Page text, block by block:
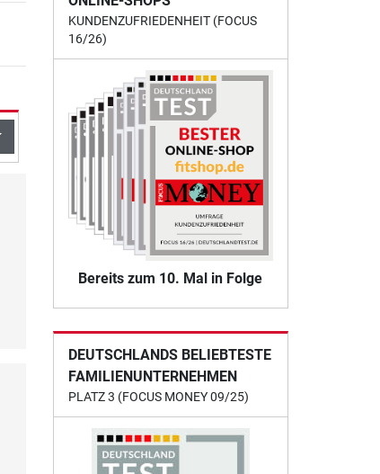
KUNDENZUFRIEDENHEIT (FOCUS
16/26)
Bereits zum 10. Mal in Folge
DEUTSCHLANDS BELIEBTESTE
FAMILIENUNTERNEHMEN
PLATZ 3 (FOCUS MONEY 09/25)